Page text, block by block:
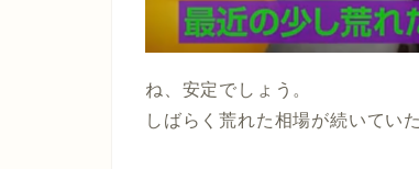
ね、安定でしょう。
しばらく荒れた相場が続いてい